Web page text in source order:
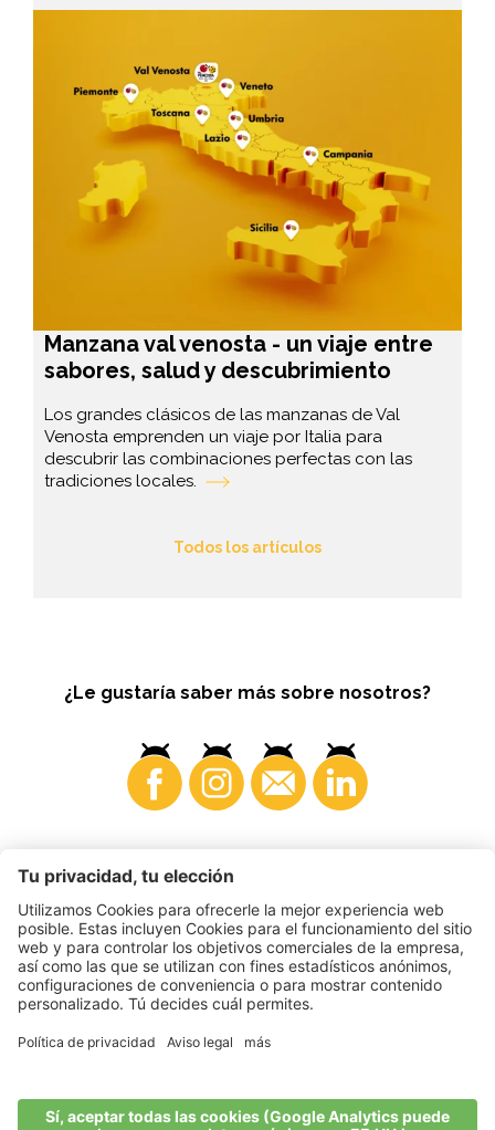
Manzana val venosta - un viaje entre
sabores, salud y descubrimiento
Los grandes clásicos de las manzanas de Val
Venosta emprenden un viaje por Italia para
descubrir las combinaciones perfectas con las
tradiciones locales.
Todos los artículos
¿Le gustaría saber más sobre nosotros?
Consumidores
© 2026 VI.P coop. soc. agricola
Statement•Sitemap